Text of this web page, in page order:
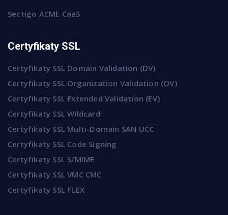
Sectigo ACME CaaS
Certyfikaty SSL
Certyfikaty SSL Domain Validation (DV)
Certyfikaty SSL Organization Validation (OV)
Certyfikaty SSL Extended Validation (EV)
Certyfikaty SSL Wildcard
Certyfikaty SSL Multi-Domain SAN UCC
Certyfikaty SSL Code Signing
Certyfikaty SSL S/MIME
Certyfikaty SSL VMC CMC
Certyfikaty SSL FLEX